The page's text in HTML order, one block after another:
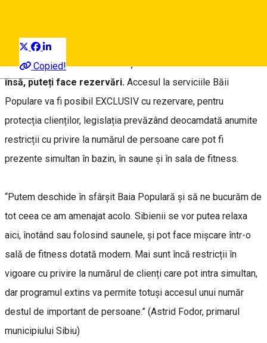
Deutsch
Copied!
Baia Populară Sibiu se va redeschide în 6 iulie, după
lucrări ample de reabilitare și modernizare. De la 1 iulie
însă, puteți face rezervări. Accesul la serviciile Băii
Populare va fi posibil EXCLUSIV cu rezervare, pentru
protecția clienților, legislația prevăzând deocamdată anumite
restricții cu privire la numărul de persoane care pot fi
prezente simultan în bazin, în saune și în sala de fitness.
“Putem deschide în sfârșit Baia Populară și să ne bucurăm de
tot ceea ce am amenajat acolo. Sibienii se vor putea relaxa
aici, înotând sau folosind saunele, și pot face mișcare într-o
sală de fitness dotată modern. Mai sunt încă restricții în
vigoare cu privire la numărul de clienți care pot intra simultan,
dar programul extins va permite totuși accesul unui număr
destul de important de persoane.” (Astrid Fodor, primarul
municipiului Sibiu)